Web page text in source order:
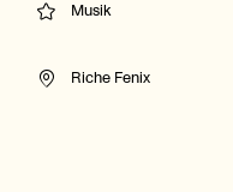
Musik
Riche Fenix